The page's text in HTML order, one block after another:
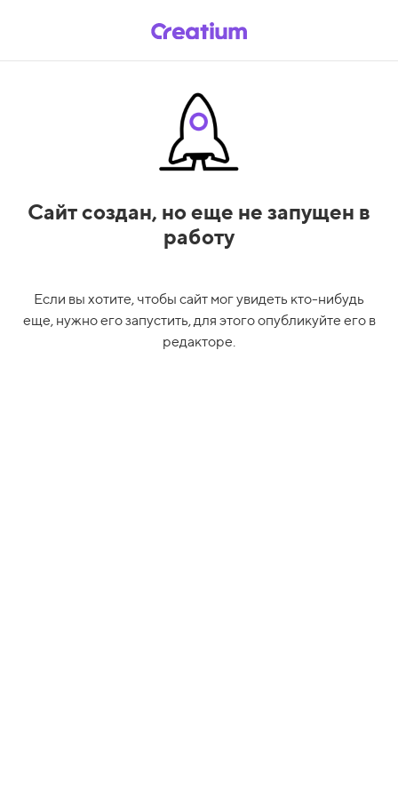
Сайт создан, но еще не запущен в
работу
Если вы хотите, чтобы сайт мог увидеть кто-нибудь
еще, нужно его запустить, для этого опубликуйте его в
редакторе.